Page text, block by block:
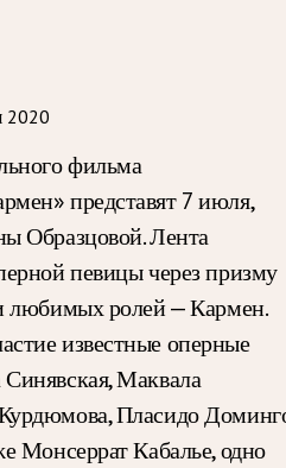
2020
фильма
представят 7 июля,
Образцовой. Лента
певицы через призму
любимых ролей — Кармен.
известные оперные
Маквала
Пласидо
Монсеррат Кабалье, одно